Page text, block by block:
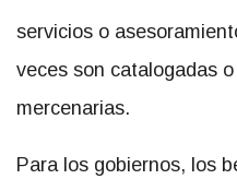
servicios o
veces son catalogadas
mercenarias.
Para los gobiernos, los